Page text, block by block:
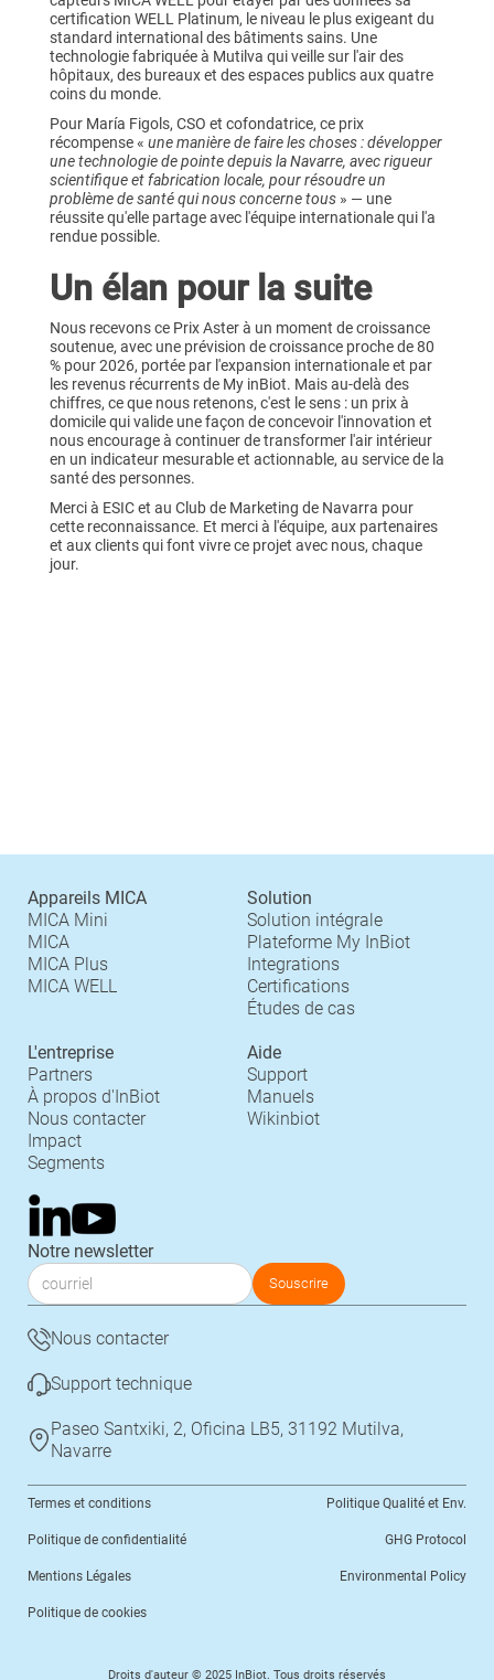
certification WELL Platinum, le niveau le plus exigeant du
standard international des bâtiments sains. Une
technologie fabriquée à Mutilva qui veille sur l'air des
hôpitaux, des bureaux et des espaces publics aux quatre
coins du monde.
Pour María Figols, CSO et cofondatrice, ce prix
récompense « une manière de faire les choses : développer
une technologie de pointe depuis la Navarre, avec rigueur
scientifique et fabrication locale, pour résoudre un
problème de santé qui nous concerne tous» — une
réussite qu'elle partage avec l'équipe internationale qui l'a
rendue possible.
Un élan pour la suite
Nous recevons ce Prix Aster à un moment de croissance
soutenue, avec une prévision de croissance proche de 80
% pour 2026, portée par l'expansion internationale et par
les revenus récurrents de My inBiot. Mais au-delà des
chiffres, ce que nous retenons, c'est le sens : un prix à
domicile qui valide une façon de concevoir l'innovation et
nous encourage à continuer de transformer l'air intérieur
en un indicateur mesurable et actionnable, au service de la
santé des personnes.
Merci à ESIC et au Club de Marketing de Navarra pour
cette reconnaissance. Et merci à l'équipe, aux partenaires
et aux clients qui font vivre ce projet avec nous, chaque
jour.
Appareils MICA
MICA Mini
MICA
MICA Plus
MICA WELL
Solution
Solution intégrale
Plateforme My InBiot
Integrations
Certifications
Études de cas
L'entreprise
Partners
À propos d'InBiot
Nous contacter
Impact
Segments
Aide
Support
Manuels
Wikinbiot
Notre newsletter
Nous contacter
Support technique
Paseo Santxiki, 2, Oficina LB5, 31192 Mutilva,
Navarre
Termes et conditions
Politique de confidentialité
Mentions Légales
Politique de cookies
Politique Qualité et Env.
GHG Protocol
Environmental Policy
Droits d'auteur © 2025 InBiot. Tous droits réservés